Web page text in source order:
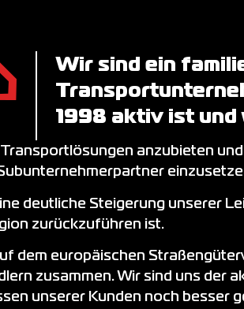
Wir sind ein
1998 aktiv ist und
anzubieten
deutliche Steigerung unserer
zurückzuführen ist.
dem europäischen
zusammen. Wir sind uns
unserer Kunden noch besser